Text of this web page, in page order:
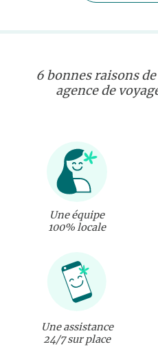
6 bonnes raisons
agence de
Une équipe
100% locale
Une assistance
24/7 sur place